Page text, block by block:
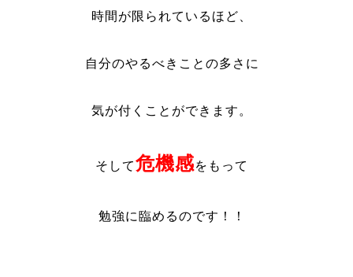
時間が限られているほど、
自分のやるべきことの多さに
気が付くことができます。
そして危機感をもって
勉強に臨めるのです！！